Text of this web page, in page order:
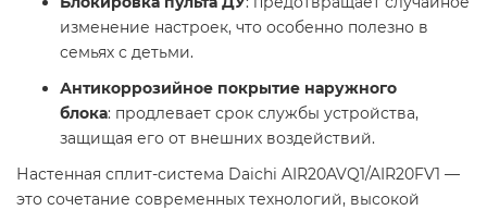
изменение настроек, что особенно полезно в
семьях с детьми.​
Антикоррозийное покрытие наружного
блока: продлевает срок службы устройства,
защищая его от внешних воздействий. ​
Настенная сплит-система Daichi AIR20AVQ1/AIR20FV1 —
это сочетание современных технологий, высокой